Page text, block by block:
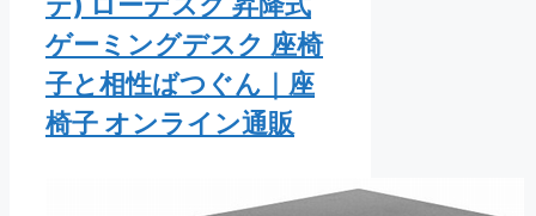
ゲーミングデスク 座椅
子と相性ばつぐん｜座
椅子 オンライン通販